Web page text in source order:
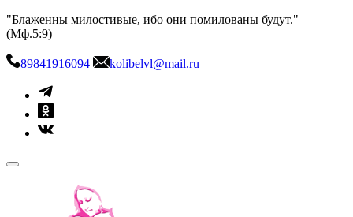
Skip
to
"Блаженны милостивые, ибо они помилованы будут."
(Мф.5:9)
89841916094 kolibelvl@mail.ru